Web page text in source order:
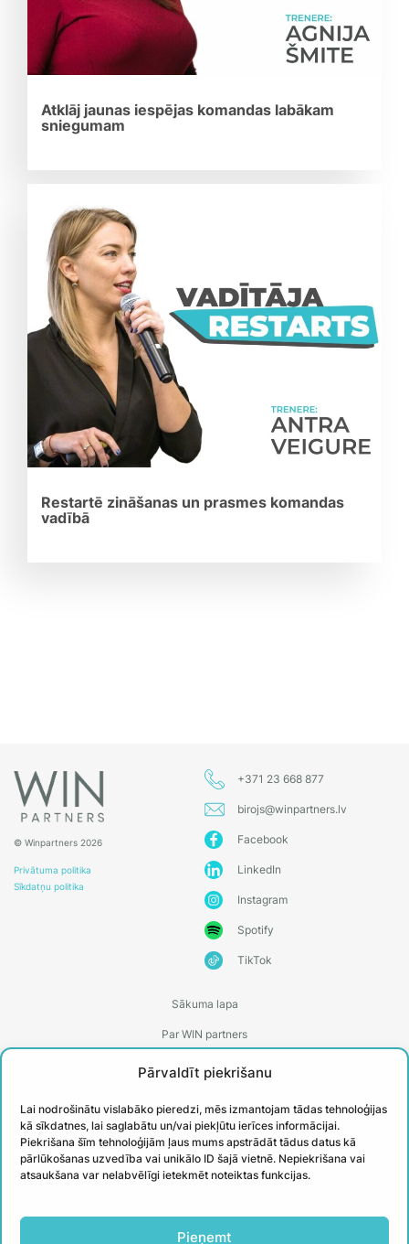
Pārvaldīt piekrišanu
Lai nodrošinātu vislabāko pieredzi, mēs izmantojam tādas tehnoloģijas
kā sīkdatnes, lai saglabātu un/vai piekļūtu ierīces informācijai.
Piekrišana šīm tehnoloģijām ļaus mums apstrādāt tādus datus kā
pārlūkošanas uzvedība vai unikālo ID šajā vietnē. Nepiekrišana vai
atsaukšana var nelabvēlīgi ietekmēt noteiktas funkcijas.
Pieņemt
Atklāj jaunas iespējas komandas labākam
sniegumam
Restartē zināšanas un prasmes komandas
vadībā
© Winpartners 2026
Privātuma politika
Sīkdatņu politika
+371 23 668 877
birojs@winpartners.lv
Facebook
LinkedIn
Instagram
Spotify
TikTok
Sākuma lapa
Par WIN partners
Treneri
Biežāk uzdotie jautājumi
Īstenotie projekti